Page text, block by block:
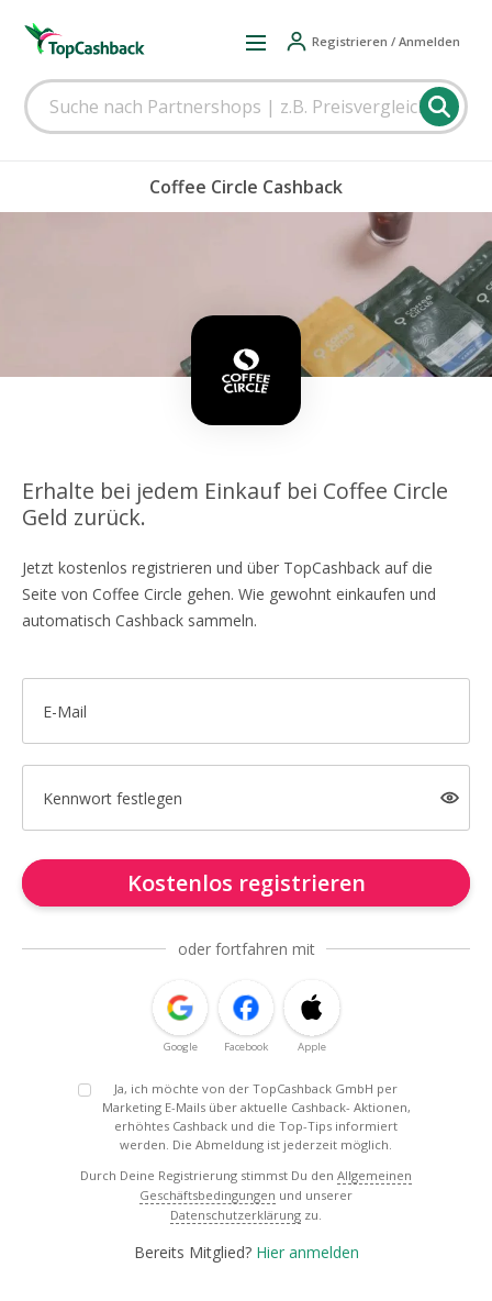
Registrieren / Anmelden
Coffee Circle Cashback
Erhalte bei jedem Einkauf bei Coffee Circle
Geld zurück.
Jetzt kostenlos registrieren und über TopCashback auf die
Seite von Coffee Circle gehen. Wie gewohnt einkaufen und
automatisch Cashback sammeln.
E-Mail
Kennwort festlegen
Kostenlos registrieren
oder fortfahren mit
Google Facebook Apple
Ja, ich möchte von der TopCashback GmbH per
Marketing E-Mails über aktuelle Cashback- Aktionen,
erhöhtes Cashback und die Top-Tips informiert
werden. Die Abmeldung ist jederzeit möglich.
Durch Deine Registrierung stimmst Du den Allgemeinen
Geschäftsbedingungen und unserer
Datenschutzerklärung zu.
Bereits Mitglied? Hier anmelden